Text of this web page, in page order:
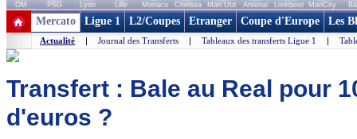
OM PSG Lyon Lille Monaco Chelsea Man Utd Arsenal Liverpool ManCity
+ de clubs
Mercato Ligue 1 L2/Coupes Etranger Coupe d'Europe Les
Actualité | Journal des Transferts | Tableaux des transferts Ligue 1 |
Transfert : Bale au Real pour
d'euros ?